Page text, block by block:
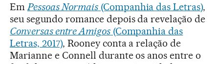
Em Pessoas Normais(Companhia das Letras),
seu segundo romance depois da revelação de
Conversas entre Amigos(Companhia das
Letras, 2017), Rooney conta a relação de
Marianne e Connell durante os anos entre o